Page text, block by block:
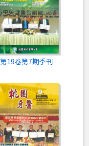
第19卷第7期季刊